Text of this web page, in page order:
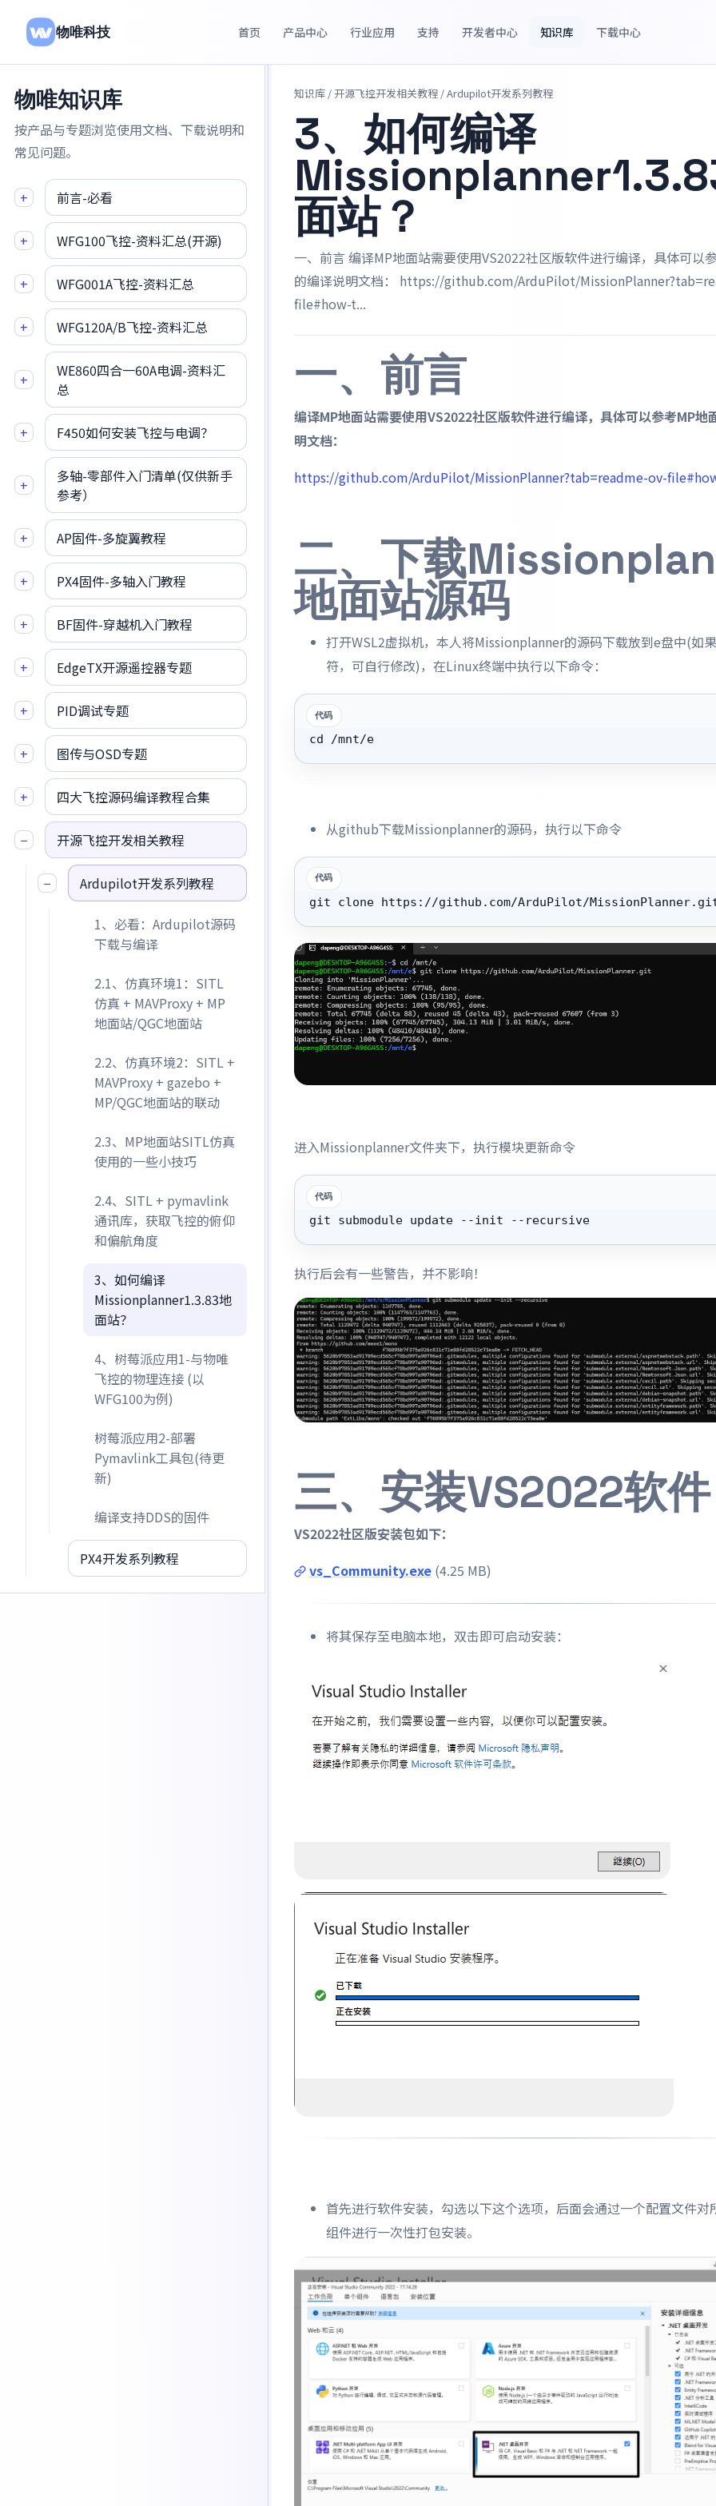
物唯科技 首页 产品中心 行业应用 支持 开发者中心 知识库 下载中心
物唯知识库
按产品与专题浏览使用文档、下载说明和
常见问题。
+ 前言-必看
+ WFG100飞控-资料汇总(开源)
+ WFG001A飞控-资料汇总
+ WFG120A/B飞控-资料汇总
+
WE860四合一60A电调-资料汇
总
+ F450如何安装飞控与电调？
+
多轴-零部件入门清单(仅供新手
参考）
+ AP固件-多旋翼教程
+ PX4固件-多轴入门教程
+ BF固件-穿越机入门教程
+ EdgeTX开源遥控器专题
+ PID调试专题
+ 图传与OSD专题
+ 四大飞控源码编译教程合集
− 开源飞控开发相关教程
− Ardupilot开发系列教程
1、必看：Ardupilot源码
下载与编译
2.1、仿真环境1：SITL
仿真 + MAVProxy + MP
地面站/QGC地面站
2.2、仿真环境2：SITL +
MAVProxy + gazebo +
MP/QGC地面站的联动
2.3、MP地面站SITL仿真
使用的一些小技巧
2.4、SITL + pymavlink
通讯库，获取飞控的俯仰
和偏航角度
3、如何编译
Missionplanner1.3.83地
面站？
4、树莓派应用1-与物唯
飞控的物理连接 (以
WFG100为例)
树莓派应用2-部署
Pymavlink工具包(待更
新)
编译支持DDS的固件
PX4开发系列教程
知识库 / 开源飞控开发相关教程 / Ardupilot开发系列教程
3、如何编译
面站？
一、前言 编译MP地面站需要使用VS2022社区版软件进行编译，具体可以
的编译说明文档： https://github.com/ArduPilot/
file#how-t...
一、前言
编译MP地面站需要使用VS2022社区版软件进行编译，具体可以参考MP地
明文档：
https://github.com/ArduPilot/MissionPlanner?tab=readme-ov-
二、下载
地面站源码
打开WSL2虚拟机，本人将Missionplanner的源码下载放到e盘中(如
符，可自行修改)，在Linux终端中执行以下命令：
cd /mnt/e
从github下载Missionplanner的源码，执行以下命令
git clone https://github.com/ArduPilot/
进入Missionplanner文件夹下，执行模块更新命令
git submodule update --init --recursive
执行后会有一些警告，并不影响！
三、安装VS2022软件
VS2022社区版安装包如下：
vs_Community.exe(4.25 MB)
将其保存至电脑本地，双击即可启动安装：
首先进行软件安装，勾选以下这个选项，后面会通过一个配置文件对
组件进行一次性打包安装。